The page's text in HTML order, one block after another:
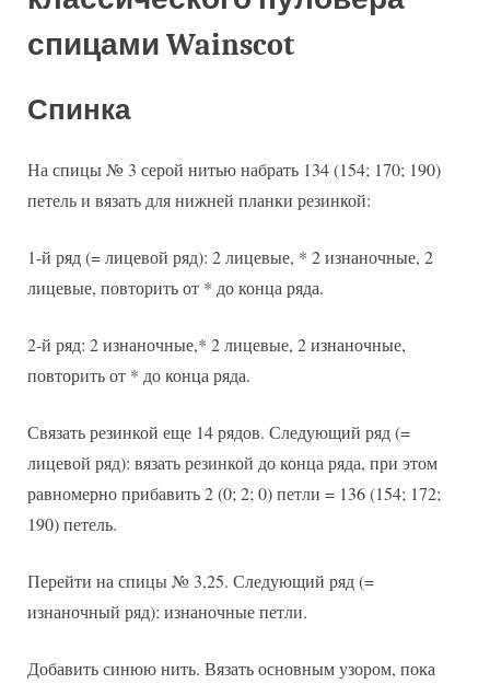
спицами Wainscot
Спинка
На спицы № 3 серой нитью набрать 134 (154; 170; 190)
петель и вязать для нижней планки резинкой:
1-й ряд (= лицевой ряд): 2 лицевые, * 2 изнаночные, 2
лицевые, повторить от * до конца ряда.
2-й ряд: 2 изнаночные,* 2 лицевые, 2 изнаночные,
повторить от * до конца ряда.
Связать резинкой еще 14 рядов. Следующий ряд (=
лицевой ряд): вязать резинкой до конца ряда, при этом
равномерно прибавить 2 (0; 2; 0) петли = 136 (154; 172;
190) петель.
Перейти на спицы № 3,25. Следующий ряд (=
изнаночный ряд): изнаночные петли.
Добавить синюю нить. Вязать основным узором, пока